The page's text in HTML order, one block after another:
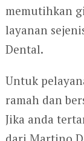
memutihkan
layanan
Dental.
Untuk
ramah dan
Jika anda